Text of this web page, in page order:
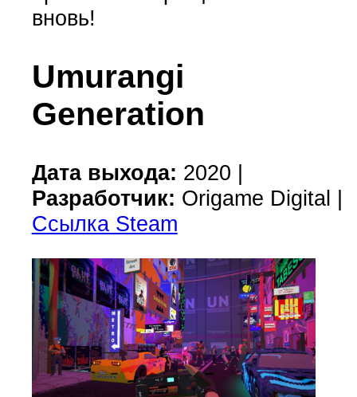
вновь!
Umurangi
Generation
Дата выхода: 2020 |
Разработчик: Origame Digital |
Ссылка Steam